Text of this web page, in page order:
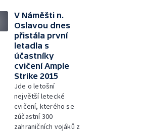
V Náměšti n.
Oslavou dnes
přistála první
letadla s
účastníky
cvičení Ample
Strike 2015
Jde o letošní
největší letecké
cvičení, kterého se
zúčastní 300
zahraničních vojáků z